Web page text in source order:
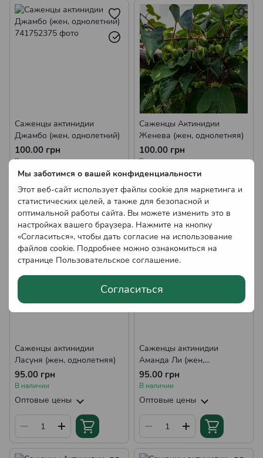
Мы заботимся о вашей конфиденциальности
Этот веб-сайт использует файлы cookie для маркетинга и
статистических целей, а также для безопасной и
оптимальной работы сайта. Вы можете изменить это в
настройках вашего браузера. Нажмите на кнопку
«Согласиться», чтобы дать согласие на использование
файлов cookie. Подробнее можно ознакомиться на
странице Пользовательское соглашение.
Согласиться
Саженцы актинидии
Джамбо (жен, однолетний)
100.00 грн
В наличии
Оптовые цены
Саженцы Актинидии
Женева (жен, однолетняя)
100.00 грн
В наличии
Оптовые цены
Саженцы актинидии
Ласуня (жен, однолетняя)
95.00 грн
В наличии
Оптовые цены
Саженцы актинидии
Аманда Ли (жен,
однолетняя)
95.00 грн
В наличии
Оптовые цены